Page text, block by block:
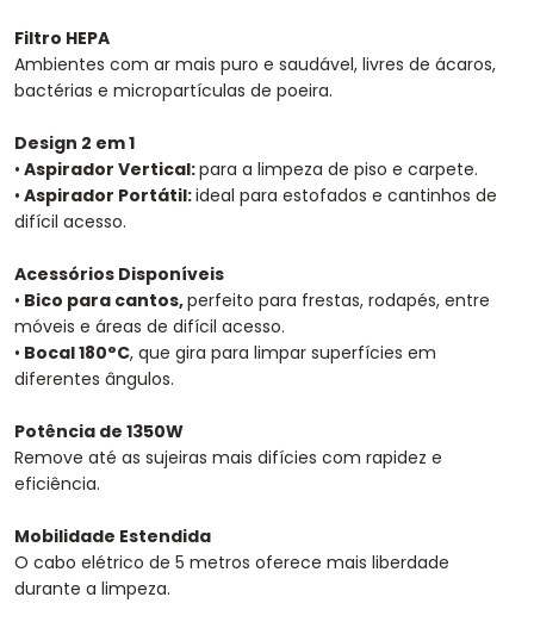
Filtro HEPA
Ambientes com ar mais puro e saudável, livres de ácaros,
bactérias e micropartículas de poeira.
Design 2 em 1
• Aspirador Vertical:para a limpeza de piso e carpete.
• Aspirador Portátil:ideal para estofados e cantinhos de
difícil acesso.
Acessórios Disponíveis
• Bico para cantos,perfeito para frestas, rodapés, entre
móveis e áreas de difícil acesso.
• Bocal 180°C, que gira para limpar superfícies em
diferentes ângulos.
Potência de 1350W
Remove até as sujeiras mais difícies com rapidez e
eficiência.
Mobilidade Estendida
O cabo elétrico de 5 metros oferece mais liberdade
durante a limpeza.